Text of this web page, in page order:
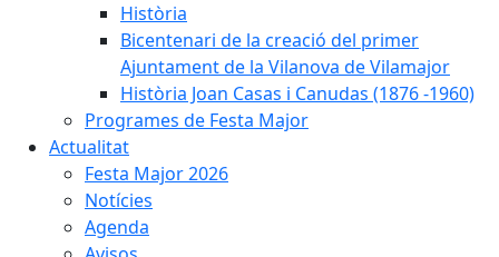
Història
Bicentenari de la creació del primer
Ajuntament de la Vilanova de Vilamajor
Història Joan Casas i Canudas (1876 -1960)
Programes de Festa Major
Actualitat
Festa Major 2026
Notícies
Agenda